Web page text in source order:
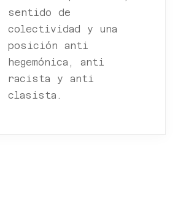
sentido de
colectividad y una
posición anti
hegemónica, anti
racista y anti
clasista.